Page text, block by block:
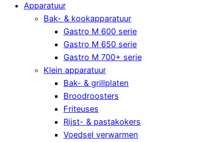
Apparatuur
Bak- & kookapparatuur
Gastro M 600 serie
Gastro M 650 serie
Gastro M 700+ serie
Klein apparatuur
Bak- & grillplaten
Broodroosters
Friteuses
Rijst- & pastakokers
Voedsel verwarmen